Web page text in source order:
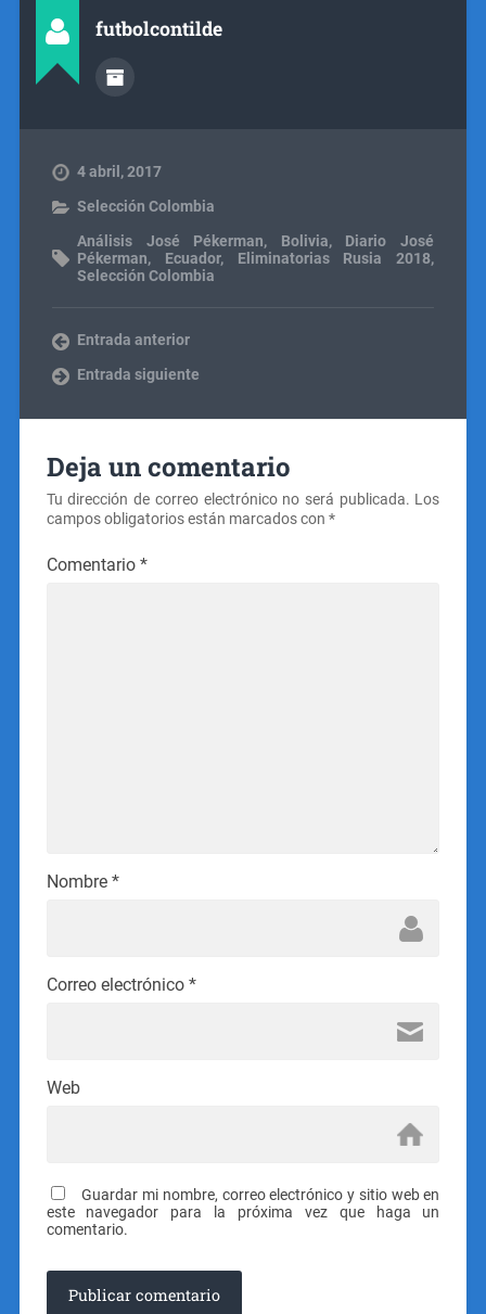
futbolcontilde
4 abril, 2017
Selección Colombia
Análisis José Pékerman, Bolivia, Diario José
Pékerman, Ecuador, Eliminatorias Rusia 2018,
Selección Colombia
Entrada anterior
Entrada siguiente
Deja un comentario
Tu dirección de correo electrónico no será publicada. Los
campos obligatorios están marcados con *
Comentario *
Nombre *
Correo electrónico *
Web
Guardar mi nombre, correo electrónico y sitio web en
este navegador para la próxima vez que haga un
comentario.